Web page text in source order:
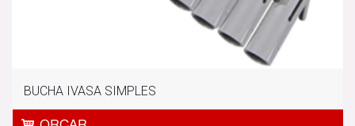
BUCHA IVASA SIMPLES